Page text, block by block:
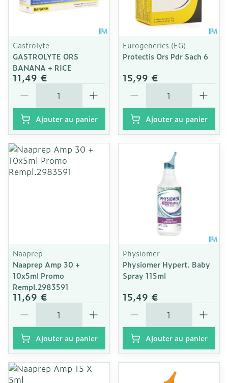
Gastrolyte
GASTROLYTE ORS
BANANA + RICE
11,49 €
Ajouter au panier
Eurogenerics (EG)
Protectis Ors Pdr Sach 6
15,99 €
Ajouter au panier
Naaprep
Naaprep Amp 30 +
10x5ml Promo
Rempl.2983591
11,69 €
Ajouter au panier
Physiomer
Physiomer Hypert. Baby
Spray 115ml
15,49 €
Ajouter au panier